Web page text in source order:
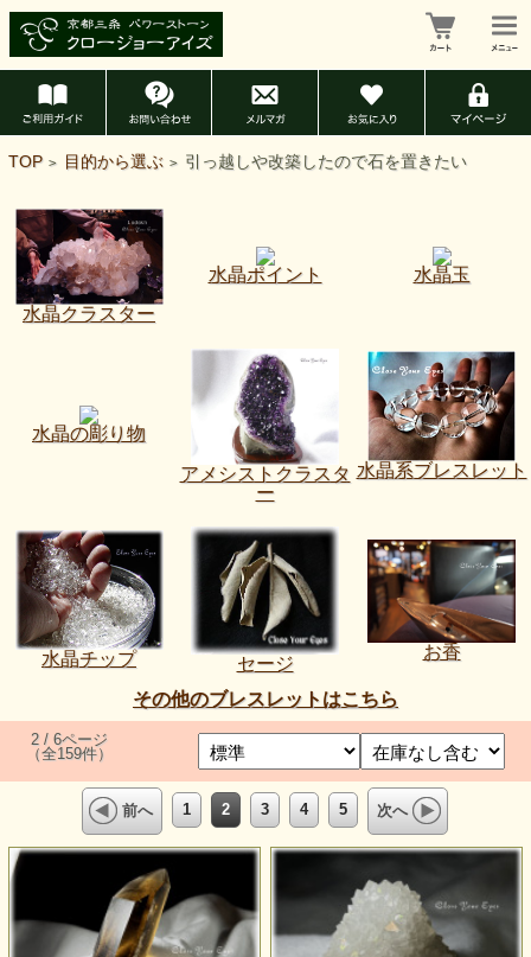
TOP > 目的から選ぶ > 引っ越しや改築したので石を置きたい
水晶クラスター
水晶ポイント 水晶玉
水晶の彫り物
アメシストクラスタ
ー
水晶系ブレスレット
水晶チップ セージ
お香
その他のブレスレットはこちら
2 / 6ページ
（全159件）
前へ 1 2 3 4 5 次へ